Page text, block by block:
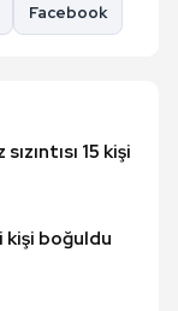
Facebook
15 kişi
kişi boğuldu